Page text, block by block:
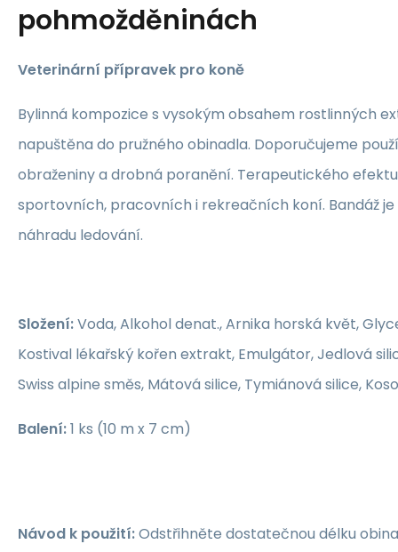
pohmožděninách
Veterinární přípravek pro koně
Bylinná kompozice s vysokým obsahem rostlinných
napuštěna do pružného obinadla. Doporučujeme
obraženiny a drobná poranění. Terapeutického
sportovních, pracovních i rekreačních koní. Bandáž je
náhradu ledování.
Složení:Voda, Alkohol denat., Arnika horská květ,
Kostival lékařský kořen extrakt, Emulgátor, Jedlová
Swiss alpine směs, Mátová silice, Tymiánová silice,
Balení:1 ks (10 m x 7 cm)
Návod k použití:Odstřihněte dostatečnou délku